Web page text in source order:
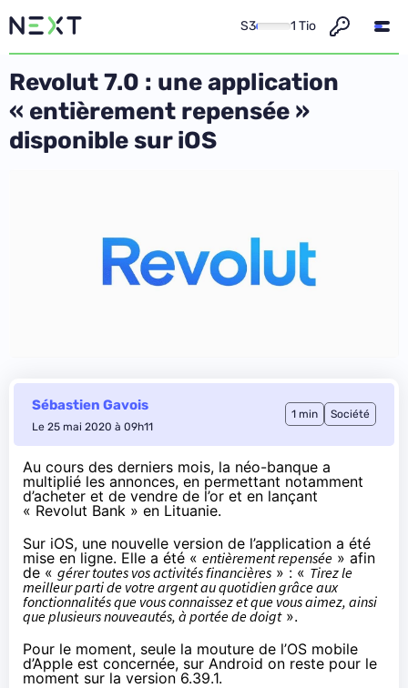
S3 1 Tio
Revolut 7.0 : une application
« entièrement repensée »
disponible sur iOS
Sébastien Gavois
Le 25 mai 2020 à 09h11
1 min Société
Au cours des derniers mois, la néo-banque a
multiplié les annonces, en permettant notamment
d’acheter et de vendre de l’or et en lançant
« Revolut Bank » en Lituanie.
Sur iOS, une nouvelle version de l’application a été
mise en ligne. Elle a été « entièrement repensée » afin
de « gérer toutes vos activités financières » : « Tirez le
meilleur parti de votre argent au quotidien grâce aux
fonctionnalités que vous connaissez et que vous aimez, ainsi
que plusieurs nouveautés, à portée de doigt».
Pour le moment, seule la mouture de l’OS mobile
d’Apple est concernée, sur Android on reste pour le
moment sur la version 6.39.1.